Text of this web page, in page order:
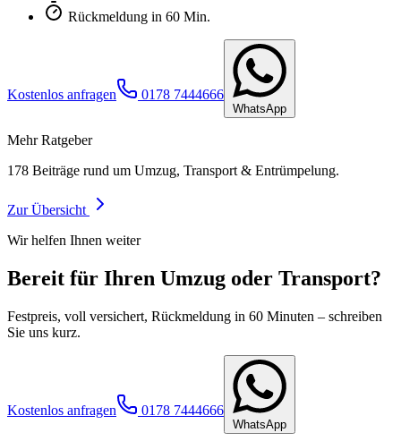
Rückmeldung in 60 Min.
Kostenlos anfragen 0178 7444666
WhatsApp
Mehr Ratgeber
178 Beiträge rund um Umzug, Transport & Entrümpelung.
Zur Übersicht
Wir helfen Ihnen weiter
Bereit für Ihren Umzug oder Transport?
Festpreis, voll versichert, Rückmeldung in 60 Minuten – schreiben
Sie uns kurz.
Kostenlos anfragen 0178 7444666
WhatsApp